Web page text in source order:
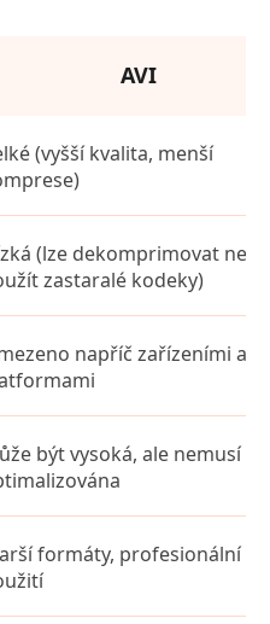
AVI
(vyšší kvalita, menší
(lze dekomprimovat nebo
zastaralé kodeky)
napříč zařízeními a
být vysoká, ale nemusí
formáty, profesionální